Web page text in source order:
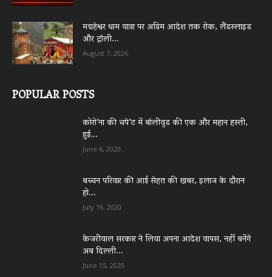
मद्महेश्वर धाम यात्रा पर अग्रिम आदेश तक रोक, लैंडस्लाइड
और ट्रॉली...
August 7, 2026
POPULAR POSTS
कोरो’ना की चपे’ट में बॉलीवुड की एक और महान हस्ती,
हुई...
June 6, 2020
बच्चन परिवार की आई सेहत की खबर, इलाज के दौरान
हो...
July 19, 2020
केजरीवाल सरकार ने लिया अपना आदेश वापस, नहीं बनेंगे
अब दिल्ली...
June 15, 2020